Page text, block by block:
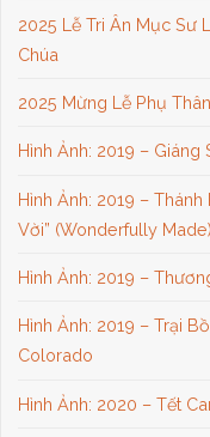
2025 Lễ Tri Ân Mục Sư
Chúa
2025 Mừng Lễ Phụ Thân
Hình Ảnh: 2019 – Giáng
Hình Ảnh: 2019 –
Vời” (Wonderfully Made)
Hình Ảnh: 2019 –
Hình Ảnh: 2019 – Trại
Colorado
Hình Ảnh: 2020 – Tết